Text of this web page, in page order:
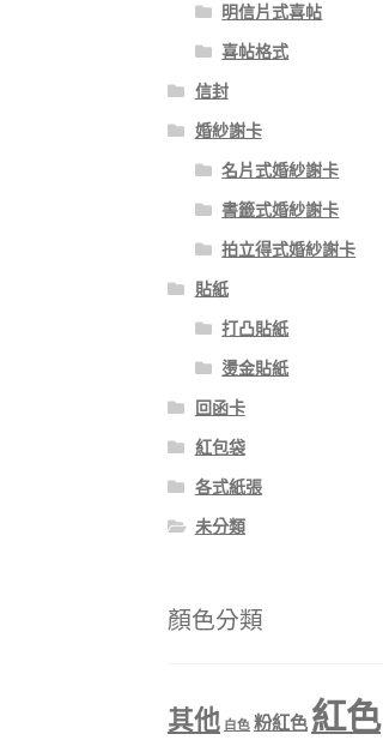
明信片式喜帖
喜帖格式
信封
婚紗謝卡
名片式婚紗謝卡
書籤式婚紗謝卡
拍立得式婚紗謝卡
貼紙
打凸貼紙
燙金貼紙
回函卡
紅包袋
各式紙張
未分類
顏色分類
其他 白色 粉紅色 紅色